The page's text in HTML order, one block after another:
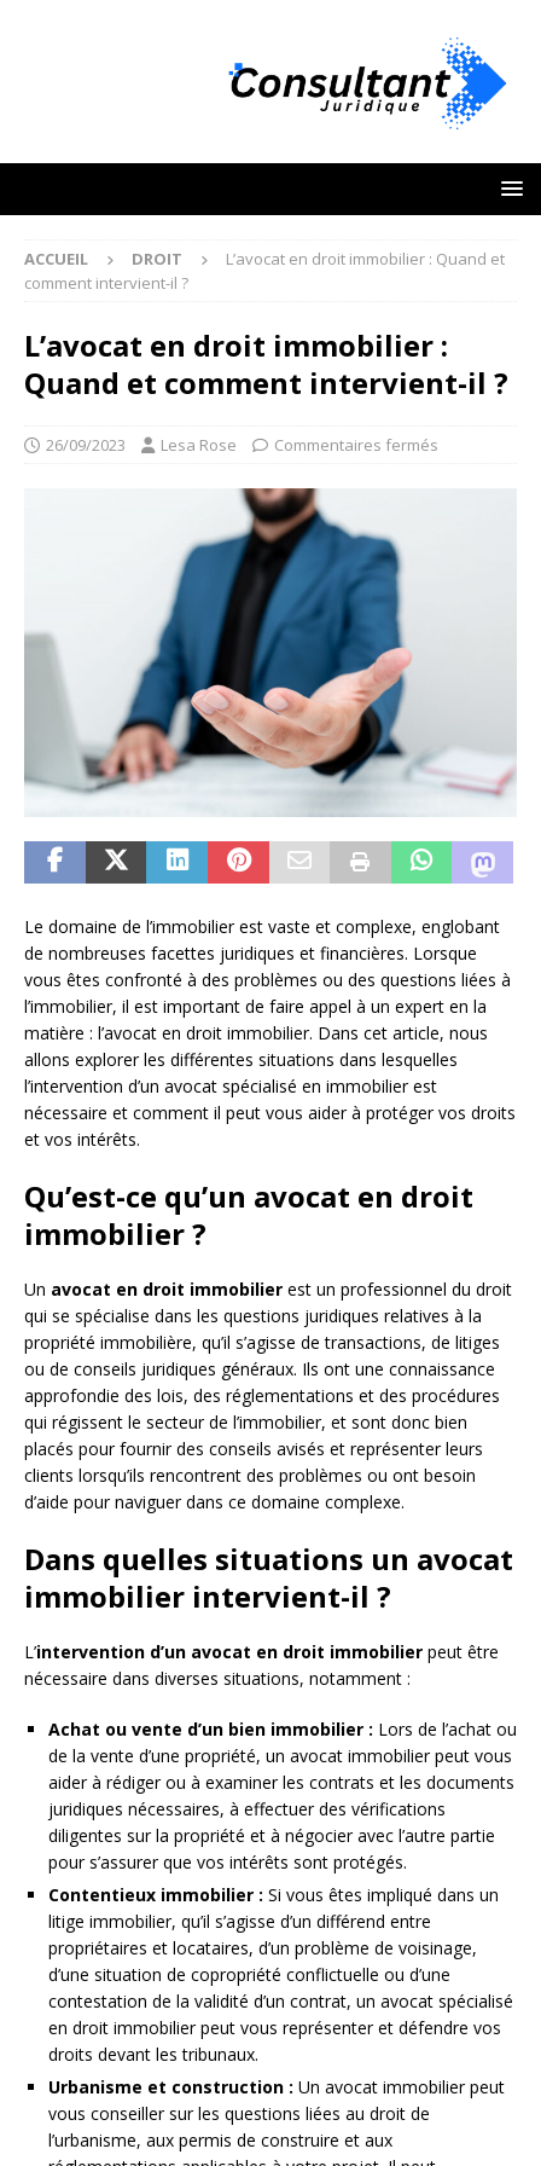
ACCUEIL DROIT
L’avocat en droit immobilier : Quand et
comment intervient-il ?
L’avocat en droit immobilier :
Quand et comment intervient-il ?
26/09/2023 Lesa Rose Commentaires fermés
Le domaine de l’immobilier est vaste et complexe, englobant
de nombreuses facettes juridiques et financières. Lorsque
vous êtes confronté à des problèmes ou des questions liées à
l’immobilier, il est important de faire appel à un expert en la
matière : l’avocat en droit immobilier. Dans cet article, nous
allons explorer les différentes situations dans lesquelles
l’intervention d’un avocat spécialisé en immobilier est
nécessaire et comment il peut vous aider à protéger vos droits
et vos intérêts.
Qu’est-ce qu’un avocat en droit
immobilier ?
Un avocat en droit immobilier est un professionnel du droit
qui se spécialise dans les questions juridiques relatives à la
propriété immobilière, qu’il s’agisse de transactions, de litiges
ou de conseils juridiques généraux. Ils ont une connaissance
approfondie des lois, des réglementations et des procédures
qui régissent le secteur de l’immobilier, et sont donc bien
placés pour fournir des conseils avisés et représenter leurs
clients lorsqu’ils rencontrent des problèmes ou ont besoin
d’aide pour naviguer dans ce domaine complexe.
Dans quelles situations un avocat
immobilier intervient-il ?
L’intervention d’un avocat en droit immobilier peut être
nécessaire dans diverses situations, notamment :
Achat ou vente d’un bien immobilier : Lors de l’achat ou
de la vente d’une propriété, un avocat immobilier peut vous
aider à rédiger ou à examiner les contrats et les documents
juridiques nécessaires, à effectuer des vérifications
diligentes sur la propriété et à négocier avec l’autre partie
pour s’assurer que vos intérêts sont protégés.
Contentieux immobilier : Si vous êtes impliqué dans un
litige immobilier, qu’il s’agisse d’un différend entre
propriétaires et locataires, d’un problème de voisinage,
d’une situation de copropriété conflictuelle ou d’une
contestation de la validité d’un contrat, un avocat spécialisé
en droit immobilier peut vous représenter et défendre vos
droits devant les tribunaux.
Urbanisme et construction : Un avocat immobilier peut
vous conseiller sur les questions liées au droit de
l’urbanisme, aux permis de construire et aux